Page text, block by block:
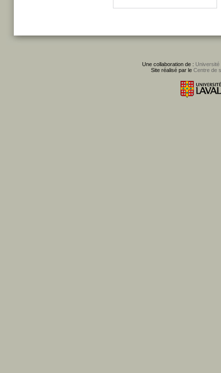
Une collaboration de : Université
Site réalisé par le Centre de